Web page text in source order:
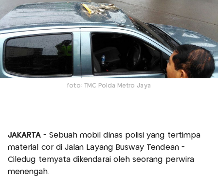
foto: TMC Polda Metro Jaya
JAKARTA - Sebuah mobil dinas polisi yang tertimpa
material cor di Jalan Layang Busway Tendean -
Ciledug ternyata dikendarai oleh seorang perwira
menengah.